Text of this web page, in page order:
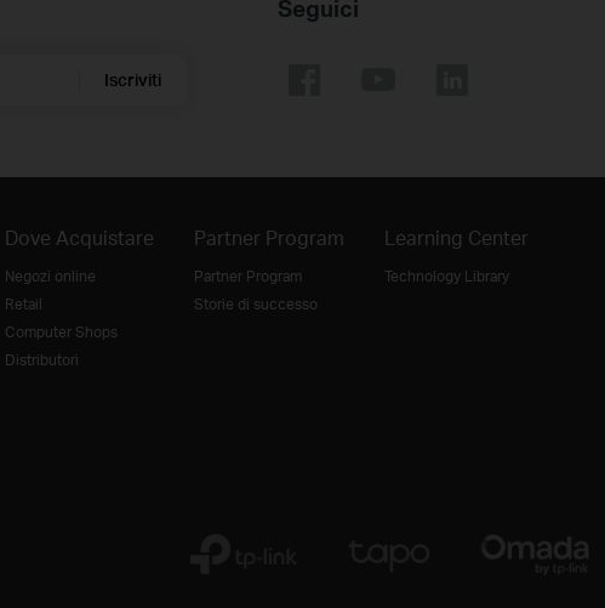
Iscriviti
Seguici
Dove Acquistare
Negozi online
Retail
Computer Shops
Distributori
Partner Program
Partner Program
Storie di successo
Learning Center
Technology Library